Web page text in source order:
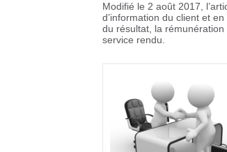
Modifié le 2 août 2017,
d’information du client et
du résultat, la
service rendu.